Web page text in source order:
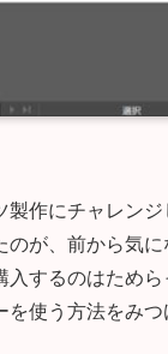
作にチャレン
が、前から気
するのはため
使う方法をみつ